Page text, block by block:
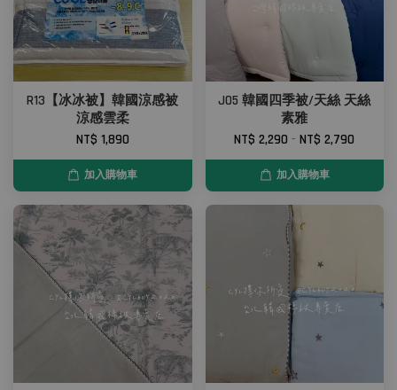
R13【冰冰被】韓國涼感被
涼感雲柔
NT$ 1,890
加入購物車
J05 韓國四季被/天絲 天絲
素雅
NT$ 2,290-NT$ 2,790
加入購物車